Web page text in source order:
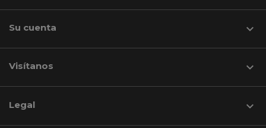
Su cuenta 
Visítanos keyboard_arrow_down
Legal 